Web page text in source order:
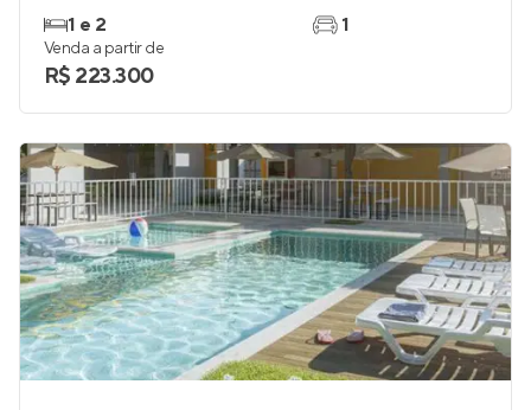
1 e 2
1
Venda a partir de
R$ 223.300